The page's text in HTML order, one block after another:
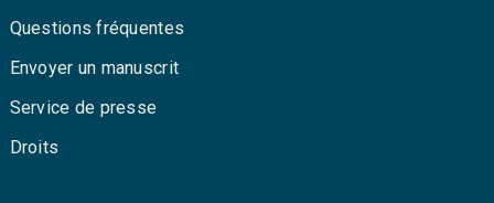
Questions fréquentes
Envoyer un manuscrit
Service de presse
Droits